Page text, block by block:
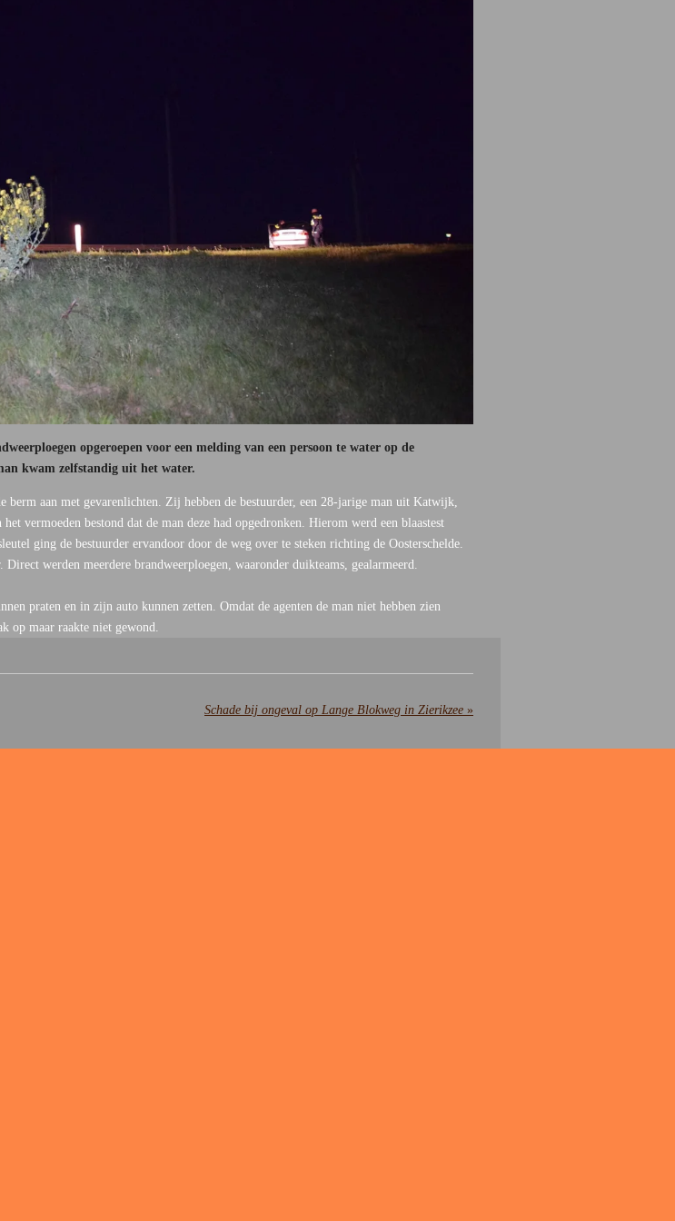
opgeroepen voor een melding van een persoon te water op de
kwam zelfstandig uit het water.
aan met gevarenlichten. Zij hebben de bestuurder, een 28-jarige man uit Katwijk,
vermoeden bestond dat de man deze had opgedronken. Hierom werd een blaastest
ging de bestuurder ervandoor door de weg over te steken richting de Oosterschelde.
werden meerdere brandweerploegen, waaronder duikteams, gealarmeerd.
praten en in zijn auto kunnen zetten. Omdat de agenten de man niet hebben zien
op maar raakte niet gewond.
Schade bij ongeval op Lange Blokweg in Zierikzee »